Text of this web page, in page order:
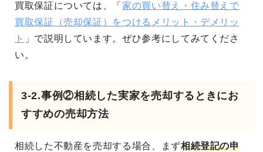
買取保証については、「 家の買い替え・住み替えで
買取保証（売却保証）をつけるメリット・デメリッ
ト 」で説明しています。ぜひ参考にしてみてくださ
い。
3-2.事例②相続した実家を売却するときにお
すすめの売却方法
相続した不動産を売却する場合、まず相続登記の申